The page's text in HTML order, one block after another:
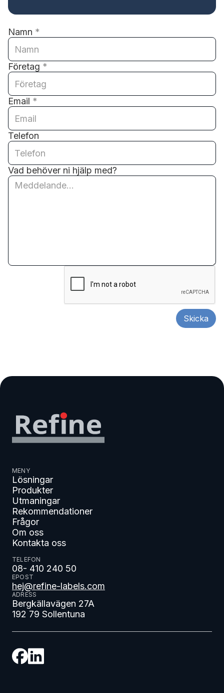
Namn *
Företag *
Email *
Telefon
Vad behöver ni hjälp med?
MENY
Lösningar
Produkter
Utmaningar
Rekommendationer
Frågor
Om oss
Kontakta oss
TELEFON
08- 410 240 50
EPOST
hej@refine-labels.com
ADRESS
Bergkällavägen 27A
192 79 Sollentuna